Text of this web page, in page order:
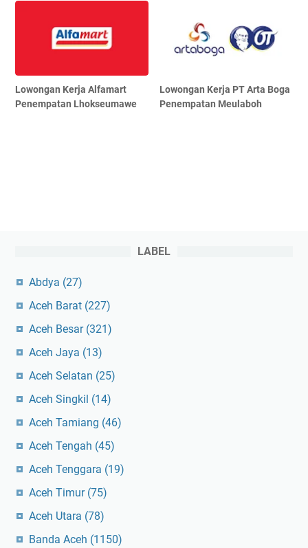
Lowongan Kerja Alfamart
Penempatan Lhokseumawe
Lowongan Kerja PT Arta Boga
Penempatan Meulaboh
LABEL
Abdya (27)
Aceh Barat (227)
Aceh Besar (321)
Aceh Jaya (13)
Aceh Selatan (25)
Aceh Singkil (14)
Aceh Tamiang (46)
Aceh Tengah (45)
Aceh Tenggara (19)
Aceh Timur (75)
Aceh Utara (78)
Banda Aceh (1150)